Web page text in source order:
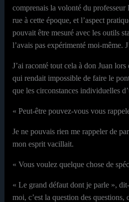
comprenais la volonté du
rue à cette époque, et l’aspect
pouvait être mesuré avec les outils
l’avais pas expérimenté moi-même.
J’ai raconté tout cela à don Juan
qui rendait impossible de faire le
que les circonstances individuelles
« Peut-être pouvez-vous vous
Je ne pouvais rien me rappeler de
mon esprit vacillait.
« Vous voulez quelque chose de
« Le grand défaut dont je parle »,
moi, c’est la question des